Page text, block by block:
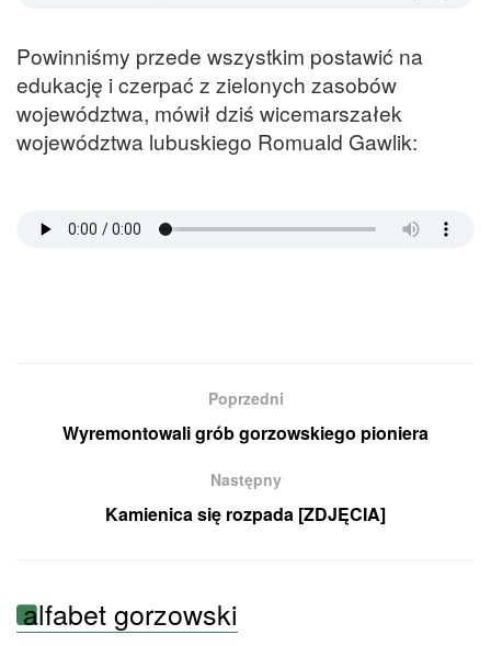
Powinniśmy przede wszystkim postawić na
edukację i czerpać z zielonych zasobów
województwa, mówił dziś wicemarszałek
województwa lubuskiego Romuald Gawlik:
Poprzedni
Wyremontowali grób gorzowskiego pioniera
Następny
Kamienica się rozpada [ZDJĘCIA]
alfabet gorzowski